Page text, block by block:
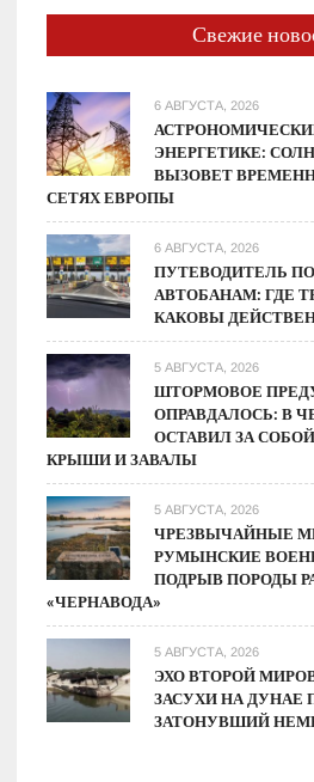
о
скрытых
нашего
существования
Свежие
6 АВГУСТА, 2026
ЭНЕРГЕТИКЕ:
ВЫЗОВЕТ
СЕТЯХ ЕВРОПЫ
6 АВГУСТА, 2026
ПУТЕВОДИТЕЛЬ
АВТОБАНАМ: ГДЕ
КАКОВЫ
5 АВГУСТА, 2026
ШТОРМОВОЕ
ОПРАВДАЛОСЬ: В
ОСТАВИЛ ЗА
КРЫШИ И ЗАВАЛЫ
5 АВГУСТА, 2026
ЧРЕЗВЫЧАЙНЫЕ
РУМЫНСКИЕ
ПОДРЫВ ПОРОДЫ
«ЧЕРНАВОДА»
5 АВГУСТА, 2026
ЭХО ВТОРОЙ
ЗАСУХИ НА ДУНАЕ
ЗАТОНУВШИЙ